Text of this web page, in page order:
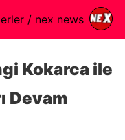
/ nex news
Kokarca ile
Devam